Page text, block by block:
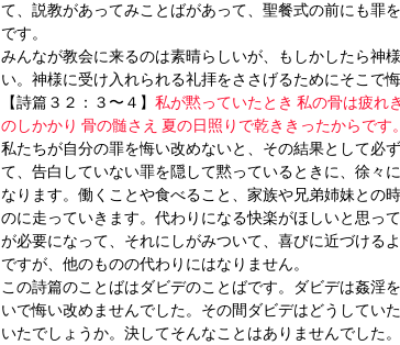
て、説教があってみことばがあって、聖餐式の前にも罪
です。
みんなが教会に来るのは素晴らしいが、もしかしたら神
い。神様に受け入れられる礼拝をささげるためにそこで
【詩篇３２：３〜４】 私が黙っていたとき 私の骨は疲れ
のしかかり 骨の髄さえ 夏の日照りで乾ききったからです。
私たちが自分の罪を悔い改めないと、その結果として必
て、告白していない罪を隠して黙っているときに、徐々
なります。働くことや食べること、家族や兄弟姉妹との
のに走っていきます。代わりになる快楽がほしいと思っ
が必要になって、それにしがみついて、喜びに近づける
ですが、他のものの代わりにはなりません。
この詩篇のことばはダビデのことばです。ダビデは姦淫
いで悔い改めませんでした。その間ダビデはどうしてい
いたでしょうか。決してそんなことはありませんでした